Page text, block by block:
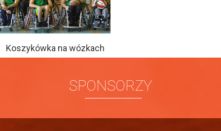
Koszykówka na wózkach
SPONSORZY